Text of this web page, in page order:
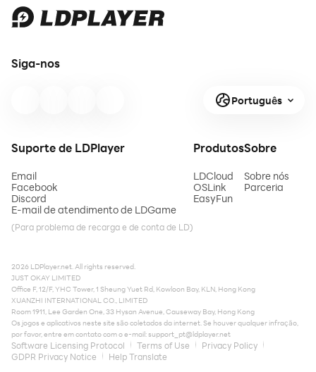
Siga-nos
Português
Suporte de LDPlayer
Email
Facebook
Discord
E-mail de atendimento de LDGame
(Para problema de recarga e de conta de LD)
Produtos
LDCloud
OSLink
EasyFun
Sobre
Sobre nós
Parceria
2026 LDPlayer.net. All rights reserved.
JUST OKAY LIMITED
Office F, 12/F, YHC Tower, 1 Sheung Yuet Rd, Kowloon Bay, KLN, Hong Kong
XUANZHI INTERNATIONAL CO., LIMITED
Room 1911, Lee Garden One, 33 Hysan Avenue, Causeway Bay, Hong Kong
Os jogos e aplicativos neste site são coletados da internet. Se houver qualquer infração,
por favor, entre em contato com o e-mail:support_pt@ldplayer.net
Software Licensing Protocol Terms of Use
Privacy Policy
GDPR Privacy Notice
Help Translate